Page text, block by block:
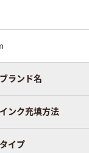
直液式
ブランド名
インク充填方法
タイプ